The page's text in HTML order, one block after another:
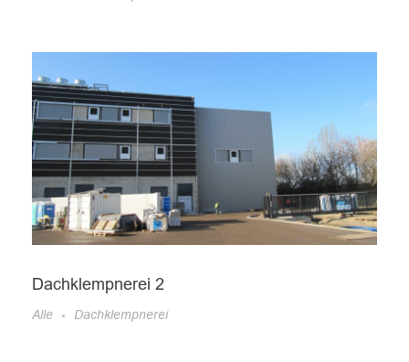
Dachklempnerei 2
Alle Dachklempnerei